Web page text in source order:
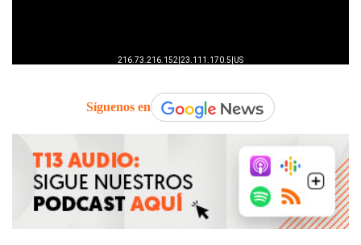
Síguenos en